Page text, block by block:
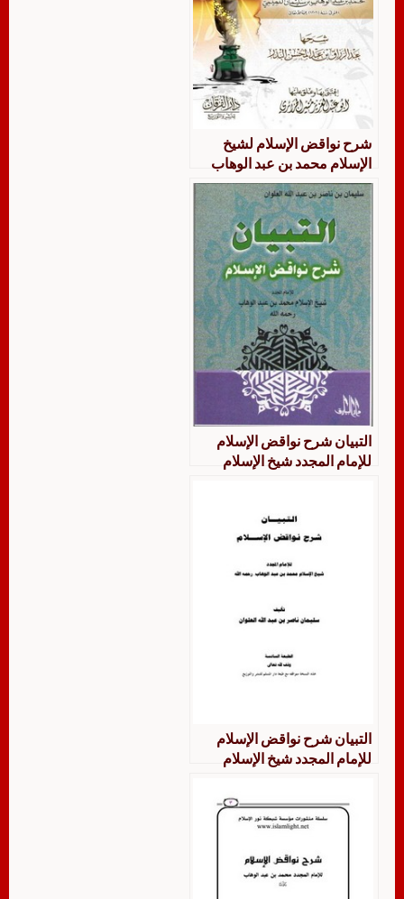
شرح نواقض الإسلام لشيخ
الإسلام محمد بن عبد الوهاب
التميمي
التبيان شرح نواقض الإسلام
للإمام المجدد شيخ الإسلام
التبيان شرح نواقض الإسلام
للإمام المجدد شيخ الإسلام